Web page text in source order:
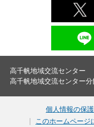
高千帆地域交流センタ
高千帆地域交流センター分
個人情報の保護
このホームページ